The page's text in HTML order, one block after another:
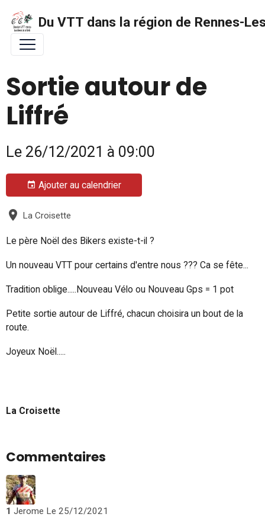
Du VTT dans la région de Rennes-
Sortie autour de
Liffré
Le 26/12/2021 à 09:00
Ajouter au calendrier
La Croisette
Le père Noël des Bikers existe-t-il ?
Un nouveau VTT pour certains d'entre nous ??? Ca se fête...
Tradition oblige.....Nouveau Vélo ou Nouveau Gps = 1 pot
Petite sortie autour de Liffré, chacun choisira un bout de la
route.
Joyeux Noël.....
La Croisette
Commentaires
1 Jerome Le 25/12/2021